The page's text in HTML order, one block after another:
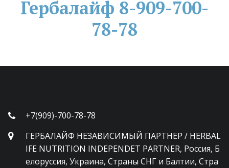
Гербалайф 8-909-700-
78-78
+7(909)-700-78-78
ГЕРБАЛАЙФ НЕЗАВИСИМЫЙ ПАРТНЕР / HERBAL
IFE NUTRITION INDEPENDET PARTNER, Россия, Б
елоруссия, Украина, Страны СНГ и Балтии, Стра